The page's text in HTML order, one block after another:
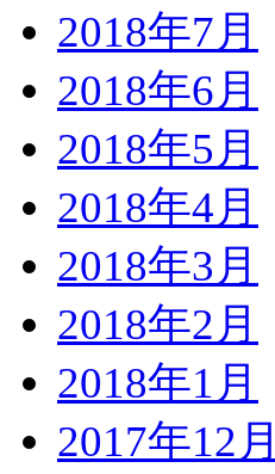
2018年7月
2018年6月
2018年5月
2018年4月
2018年3月
2018年2月
2018年1月
2017年12月